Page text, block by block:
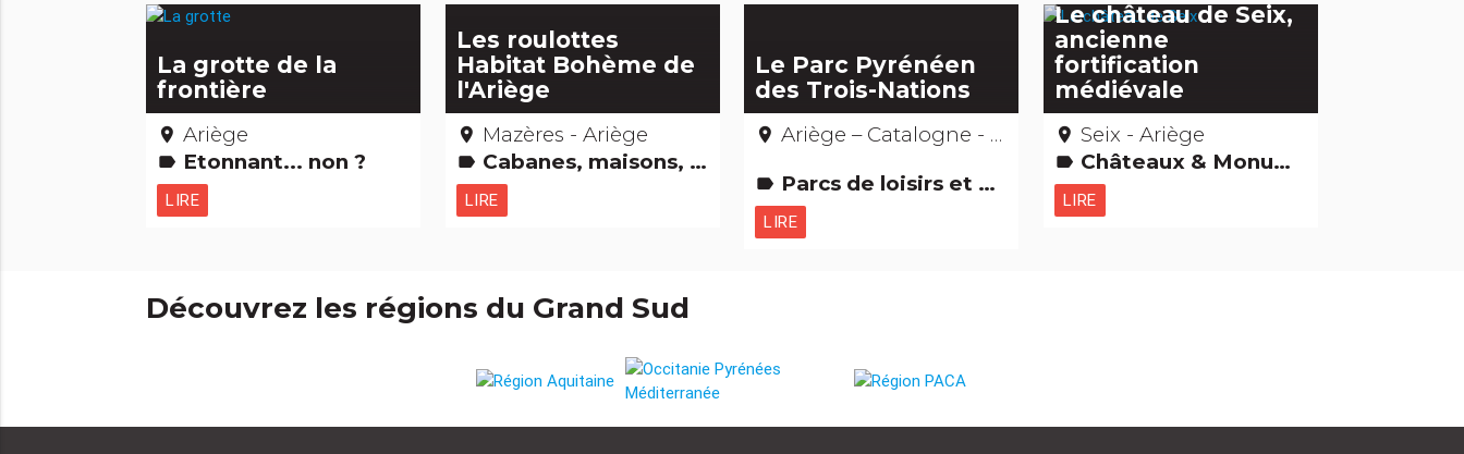
La grotte de la
frontière
place Ariège
label Etonnant... non ?
LIRE
Les roulottes
Habitat Bohème de
l'Ariège
place Mazères - Ariège
label Cabanes, maisons, igloos, gîtes et cie
LIRE
Le Parc Pyrénéen
des Trois-Nations
place Ariège – Catalogne - Andorre
label Parcs de loisirs et Parcs animaliers
LIRE
Le château de Seix,
ancienne
fortification
médiévale
place Seix - Ariège
label Châteaux & Monuments
LIRE
Découvrez les régions du Grand Sud